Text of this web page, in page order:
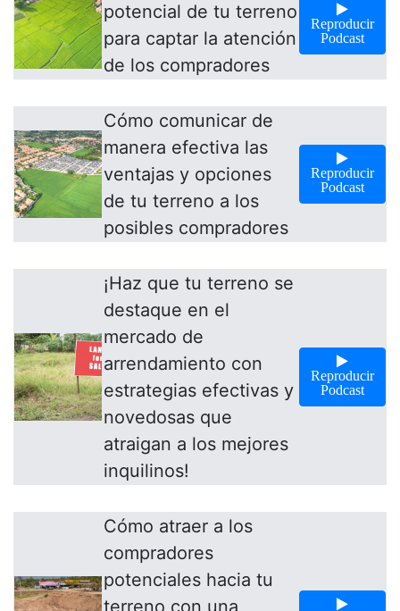
potencial de tu terreno
para captar la atención
de los compradores
Reproducir
Podcast
Cómo comunicar de
manera efectiva las
ventajas y opciones
de tu terreno a los
posibles compradores
Reproducir
Podcast
¡Haz que tu terreno se
destaque en el
mercado de
arrendamiento con
estrategias efectivas y
novedosas que
atraigan a los mejores
inquilinos!
Reproducir
Podcast
Cómo atraer a los
compradores
potenciales hacia tu
terreno con una